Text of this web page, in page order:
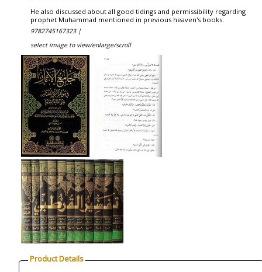
He also discussed about all good tidings and permissibility regarding
prophet Muhammad mentioned in previous heaven's books.
9782745167323 |
select image to view/enlarge/scroll
Product Details